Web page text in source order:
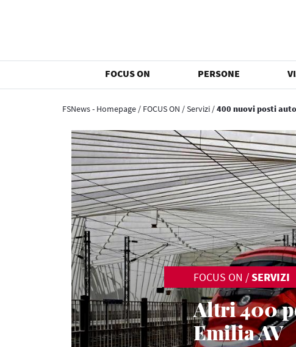
FOCUS ON PERSONE
FSNews - Homepage / FOCUS ON /Servizi /400 nuovi posti
FOCUS ON /SERVIZI
Altri 400
Emilia AV